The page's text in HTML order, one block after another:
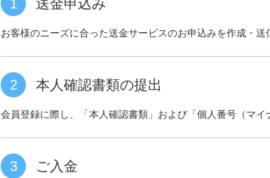
1 送金申込み
お客様のニーズに合った送金サービスのお申込みを作成・送
2 本人確認書類の提出
会員登録に際し、「本人確認書類」および「個人番号（マ
3 ご入金